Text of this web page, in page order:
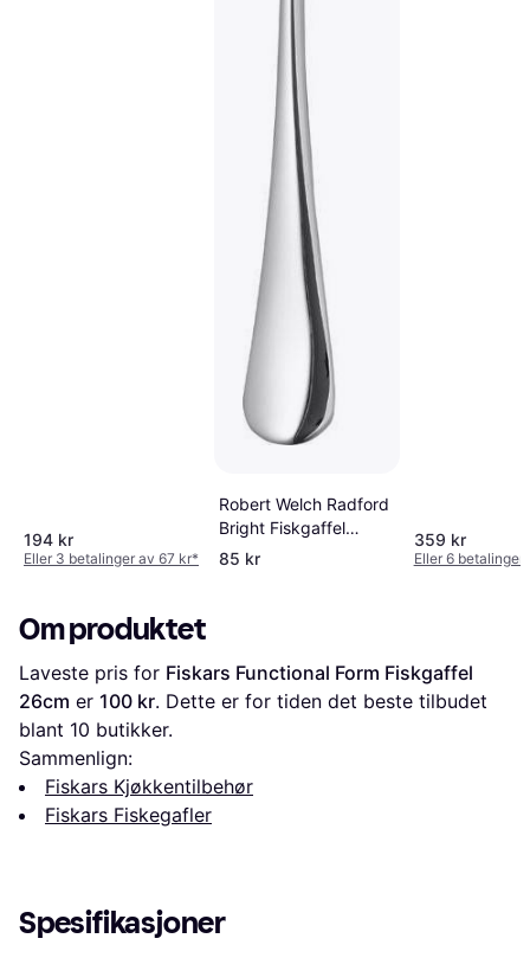
194 kr
Eller 3 betalinger av 67 kr*
Robert Welch Radford
Bright Fiskgaffel
19.3cm
85 kr
359 kr
Eller 6 betalinger
Om produktet
Laveste pris for Fiskars Functional Form Fiskgaffel
26cm er 100 kr. Dette er for tiden det beste tilbudet
blant 10 butikker.
Sammenlign:
Fiskars Kjøkkentilbehør
Fiskars Fiskegafler
Spesifikasjoner